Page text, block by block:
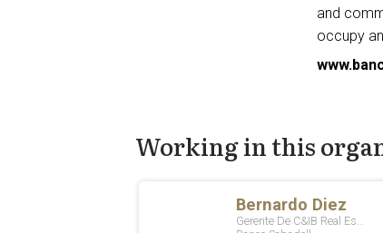
and
occupy
Working in this